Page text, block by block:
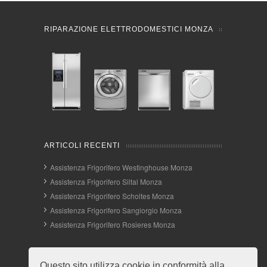
RIPARAZIONE ELETTRODOMESTICI MONZA
ARTICOLI RECENTI
Assistenza Frigorifero Westinghouse Monza
Assistenza Frigorifero Siltal Monza
Assistenza Frigorifero Scholtes Monza
Assistenza Frigorifero Sangiorgio Monza
Assistenza Frigorifero Rosieres Monza